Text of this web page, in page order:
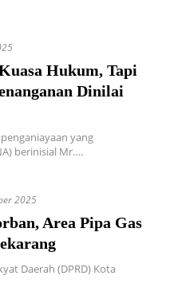
Hukum, Tapi
Dinilai
yang
berinisial Mr….
2025
Area Pipa Gas
Daerah (DPRD) Kota